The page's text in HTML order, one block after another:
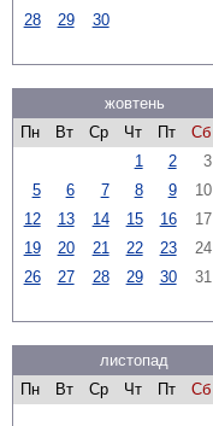
28
29 30
жовтень
Пн
Вт Ср Чт Пт Сб
1
2 3
5
6 7 8 9 10
12
13 14 15 16 17
19
20 21 22 23 24
26
27 28 29 30 31
листопад
Пн
Вт Ср Чт Пт Сб